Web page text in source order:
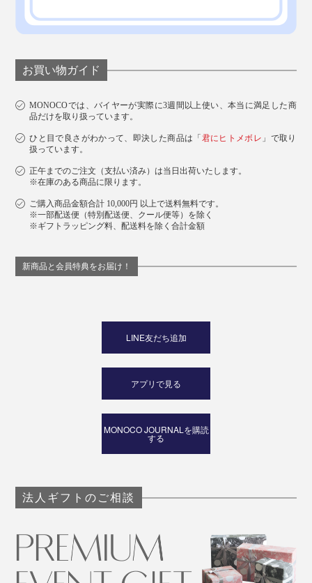
お買い物ガイド
MONOCOでは、バイヤーが実際に3週間以上使い、本当に満足した商
品だけを取り扱っています。
ひと目で良さがわかって、即決した商品は「 君にヒトメボレ 」で取り
扱っています。
正午までのご注文（支払い済み）は当日出荷いたします。
※在庫のある商品に限ります。
ご購入商品金額合計 10,000円 以上で送料無料です。
※一部配送便（特別配送便、クール便等）を除く
※ギフトラッピング料、配送料を除く合計金額
新商品と会員特典をお届け！
LINE友だち追加
アプリで見る
MONOCO JOURNALを購読
する
法人ギフトのご相談